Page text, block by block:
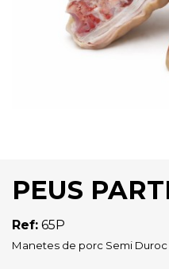
PEUS
Ref: 65P
Manetes de porc Semi